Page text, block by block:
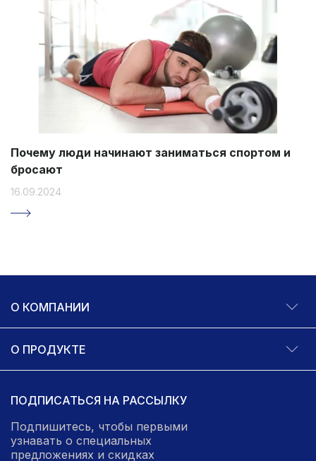
Почему люди начинают заниматься спортом и
бросают
16.09.2024
О КОМПАНИИ
О ПРОДУКТЕ
ПОДПИСАТЬСЯ НА РАССЫЛКУ
Подпишитесь, чтобы первыми
узнавать о специальных
предложениях и скидках